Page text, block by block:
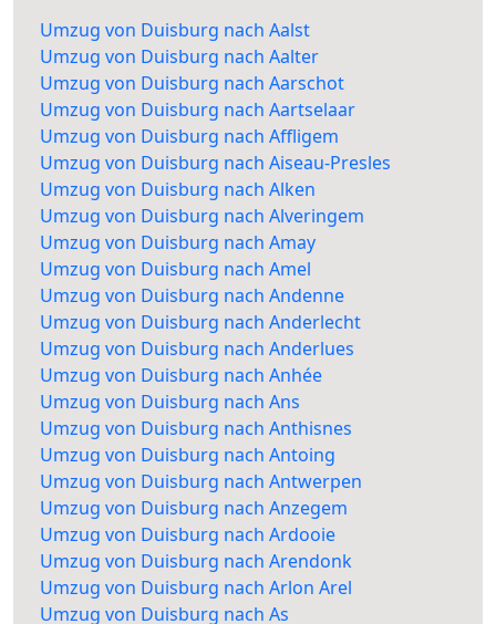
Umzug von Duisburg nach Aalst
Umzug von Duisburg nach Aalter
Umzug von Duisburg nach Aarschot
Umzug von Duisburg nach Aartselaar
Umzug von Duisburg nach Affligem
Umzug von Duisburg nach Aiseau-Presles
Umzug von Duisburg nach Alken
Umzug von Duisburg nach Alveringem
Umzug von Duisburg nach Amay
Umzug von Duisburg nach Amel
Umzug von Duisburg nach Andenne
Umzug von Duisburg nach Anderlecht
Umzug von Duisburg nach Anderlues
Umzug von Duisburg nach Anhée
Umzug von Duisburg nach Ans
Umzug von Duisburg nach Anthisnes
Umzug von Duisburg nach Antoing
Umzug von Duisburg nach Antwerpen
Umzug von Duisburg nach Anzegem
Umzug von Duisburg nach Ardooie
Umzug von Duisburg nach Arendonk
Umzug von Duisburg nach Arlon Arel
Umzug von Duisburg nach As